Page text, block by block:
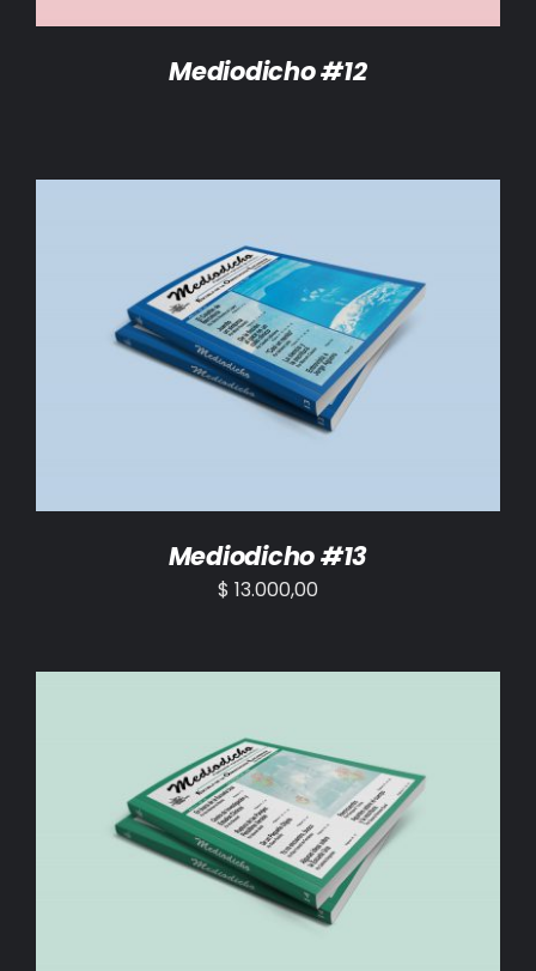
Mediodicho #12
AÑADIR AL CARRITO / DETALLES
Mediodicho #13
$ 13.000,00
AÑADIR AL CARRITO / DETALLES